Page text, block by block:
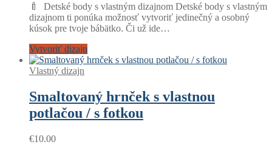
€11.40
through
€12.40
🍼 Detské body s vlastným dizajnom Detské body s vlastným
dizajnom ti ponúka možnosť vytvoriť jedinečný a osobný
kúsok pre tvoje bábätko. Či už ide…
Vytvoriť dizajn
Vlastný dizajn
Smaltovaný hrnček s vlastnou
potlačou / s fotkou
€10.00